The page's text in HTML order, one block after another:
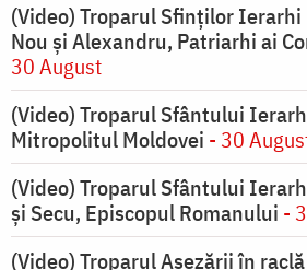
(Video) Troparul Sfinților Ierarhi
Nou și Alexandru, Patriarhi ai
30 August
(Video) Troparul Sfântului
Mitropolitul Moldovei - 30
(Video) Troparul Sfântului
și Secu, Episcopul Romanului -
(Video) Troparul Așezării în